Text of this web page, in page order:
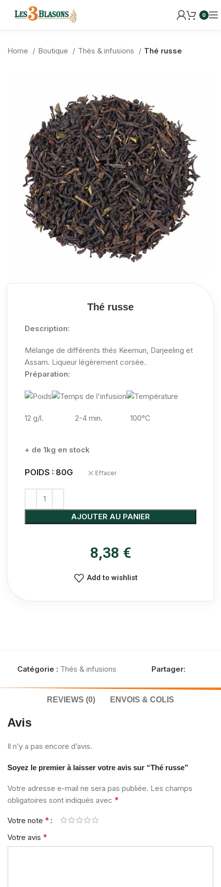
0
Home Boutique Thés & infusions Thé russe
Thé russe
Description:
Mélange de différents thés Keemun, Darjeeling et
Assam. Liqueur légèrement corsée.
Préparation:
12 g/l. 2-4 min. 100°C
+ de 1kg en stock
POIDS : 80G Effacer
AJOUTER AU PANIER
8,38 €
Add to wishlist
Catégorie : Thés & infusions Partager:
REVIEWS (0) ENVOIS & COLIS
Avis
Il n’y a pas encore d’avis.
Soyez le premier à laisser votre avis sur “Thé russe”
Votre adresse e-mail ne sera pas publiée. Les champs
obligatoires sont indiqués avec *
Votre note *
Votre avis *